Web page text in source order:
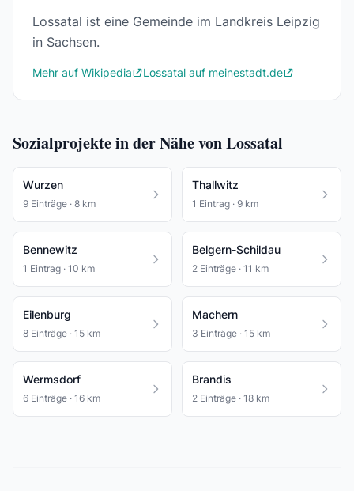
Lossatal ist eine Gemeinde im Landkreis Leipzig
in Sachsen.
Mehr auf Wikipedia Lossatal auf meinestadt.de
Sozialprojekte in der Nähe von Lossatal
Wurzen
9 Einträge · 8 km
Thallwitz
1 Eintrag · 9 km
Bennewitz
1 Eintrag · 10 km
Belgern-Schildau
2 Einträge · 11 km
Eilenburg
8 Einträge · 15 km
Machern
3 Einträge · 15 km
Wermsdorf
6 Einträge · 16 km
Brandis
2 Einträge · 18 km